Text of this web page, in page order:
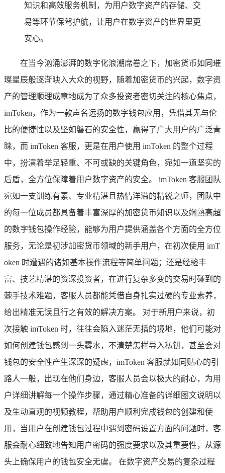
知识和高效服务机制，为用户数字资产的存储、交
易等环节保驾护航，让用户在数字资产的世界里更
安心。
在当今汹涌澎湃的数字化浪潮席卷之下，加密货币如同璀
璨星辰般逐渐映入大众的视野，随着加密货币的兴起，数字资
产的管理顺理成章地成为了众多投资者密切关注的核心焦点，
imToken，作为一款声名远扬的数字钱包应用，凭借其无与伦
比的便捷性以及坚如磐石的安全性，赢得了广大用户的广泛青
睐，而 imToken 客服，更是在用户使用 imToken 的整个过程
中，扮演着举足轻重、不可或缺的关键角色，宛如一道坚实的
后盾，全方位保障着用户数字资产的安全。 imToken 客服团队
宛如一支训练有素、专业精湛且热情洋溢的精锐之师，团队中
的每一位成员都具备着丰富深厚的加密货币知识以及娴熟高超
的数字钱包操作经验，能够为用户提供涵盖各个方面的全方位
服务，无论是初涉加密货币领域的新手用户，在初次使用 imT
oken 时遭遇的诸如基本操作流程等简单问题；还是经验丰
富、技艺精湛的资深投资者，在进行复杂多变的交易时碰到的
棘手技术难题，客服人员都能凭借自身扎实过硬的专业素养，
给出精准无误且行之有效的解决方案。 对于新用户来说，初
次接触 imToken 时，往往会陷入迷茫无措的境地，他们可能对
如何创建钱包感到一头雾水，不清楚怎样导入私钥，甚至会对
钱包的安全性产生深深的疑虑，imToken 客服就如同贴心的引
路人一般，出现在他们身边，客服人员会以极大的耐心，为用
户详细讲解每一个操作步骤，通过精心准备的详细图文说明以
及生动直观的视频教程，帮助用户顺利完成钱包的创建和使
用，当用户在创建钱包过程中遇到密码设置方面的问题时，客
服会耐心细致地告知用户密码的强度要求以及其重要性，从源
头上确保用户的钱包安全无虞。 在数字资产交易的复杂过程